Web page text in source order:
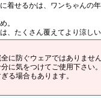
着せるかは、ワンちゃんの
。
、たくさん覆えてより涼し
に防ぐウェアではありませ
に気をつけてご使用下さい
る場合もあります。